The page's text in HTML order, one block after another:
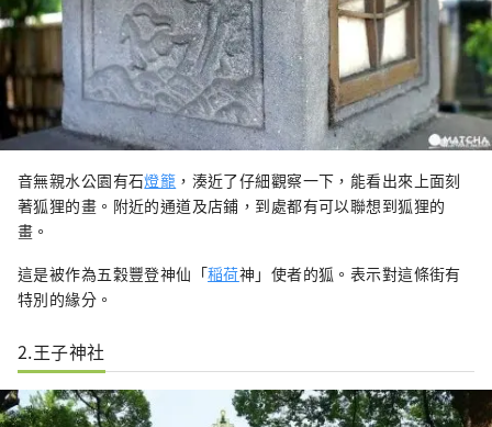
音無親水公園有石燈籠 ，湊近了仔細觀察一下，能看出來上面刻
著狐狸的畫。附近的通道及店鋪，到處都有可以聯想到狐狸的
畫。
這是被作為五穀豐登神仙「稲荷神」使者的狐。表示對這條街有
特別的緣分。
2.王子神社